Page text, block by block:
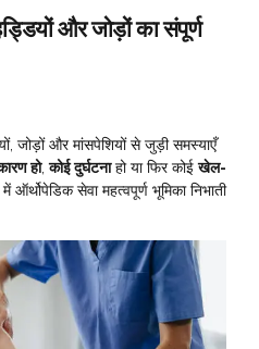
और जोड़ों का संपूर्ण
जोड़ों और मांसपेशियों से जुड़ी समस्याएँ
हो,कोई दुर्घटनाहो या फिर कोईखेल-
सेवा महत्वपूर्ण भूमिका निभाती